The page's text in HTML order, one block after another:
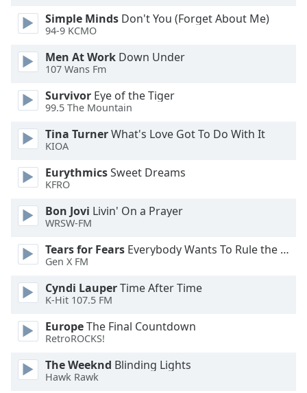
Background
Color
Opacity
Caption
Area
Background
Edge
Style
Simple Minds Don't You (Forget About Me)
94-9 KCMO
Men At Work Down Under
107 Wans Fm
Survivor Eye of the Tiger
99.5 The Mountain
Tina TurnerWhat's Love Got To Do With It
KIOA
EurythmicsSweet Dreams
KFRO
Bon Jovi Livin' On a Prayer
WRSW-FM
Tears for Fears Everybody Wants To Rule the World
Gen X FM
Cyndi LauperTime After Time
K-Hit 107.5 FM
EuropeThe Final Countdown
RetroROCKS!
The Weeknd Blinding Lights
Hawk Rawk